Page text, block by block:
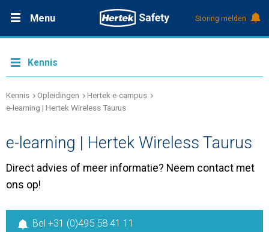
Menu
Producten
Kennis
Storing melden
Kennis
Kennis Opleidingen
Hertek e-campus
e-learning | Hertek Wireless Taurus
e-learning | Hertek Wireless Taurus
Direct advies of meer informatie? Neem contact met
ons op!
Bel +31 (0)495 58 41 11